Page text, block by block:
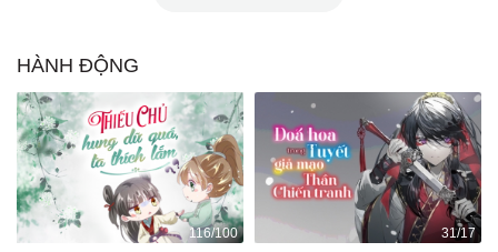
HÀNH ĐỘNG
116/100 31/17